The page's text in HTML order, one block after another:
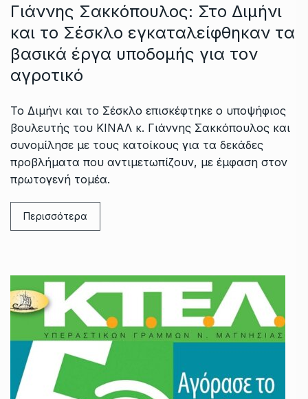
Γιάννης Σακκόπουλος: Στο Διμήνι
και το Σέσκλο εγκαταλείφθηκαν τα
βασικά έργα υποδομής για τον
αγροτικό
Το Διμήνι και το Σέσκλο επισκέφτηκε ο υποψήφιος
βουλευτής του ΚΙΝΑΛ κ. Γιάννης Σακκόπουλος και
συνομίλησε με τους κατοίκους για τα δεκάδες
προβλήματα που αντιμετωπίζουν, με έμφαση στον
πρωτογενή τομέα.
Περισσότερα